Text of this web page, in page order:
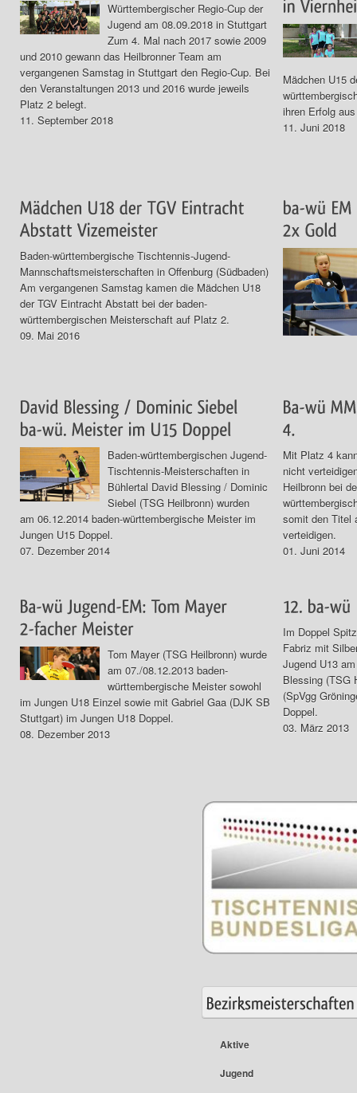
Württembergischer Regio-Cup der
Jugend am 08.09.2018 in Stuttgart
Zum 4. Mal nach 2017 sowie 2009
und 2010 gewann das Heilbronner Team am
vergangenen Samstag in Stuttgart den Regio-Cup. Bei
den Veranstaltungen 2013 und 2016 wurde jeweils
Platz 2 belegt.
11. September 2018
Mädchen U15
ihren Erfolg
11. Juni 2018
Baden-württembergische Tischtennis-Jugend-
Mannschaftsmeisterschaften in Offenburg (Südbaden)
Am vergangenen Samstag kamen die Mädchen U18
der TGV Eintracht Abstatt bei der baden-
württembergischen Meisterschaft auf Platz 2.
09. Mai 2016
Baden-württembergischen Jugend-
Tischtennis-Meisterschaften in
Bühlertal David Blessing / Dominic
Siebel (TSG Heilbronn) wurden
am 06.12.2014 baden-württembergische Meister im
Jungen U15 Doppel.
07. Dezember 2014
Mit Platz 4
nicht
Heilbronn bei
somit den Titel
verteidigen.
01. Juni 2014
Tom Mayer (TSG Heilbronn) wurde
am 07./08.12.2013 baden-
württembergische Meister sowohl
im Jungen U18 Einzel sowie mit Gabriel Gaa (DJK SB
Stuttgart) im Jungen U18 Doppel.
08. Dezember 2013
Im Doppel
Fabriz mit
Jugend U13
Blessing (TSG
(SpVgg
Doppel.
03. März 2013
Aktive
Jugend